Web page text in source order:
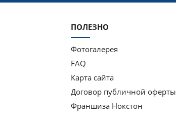
ПОЛЕЗНО
Фотогалерея
FAQ
Карта сайта
Договор публичной оферты
Франшиза Нокстон